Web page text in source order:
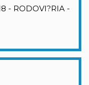
- RODOVI?RIA -